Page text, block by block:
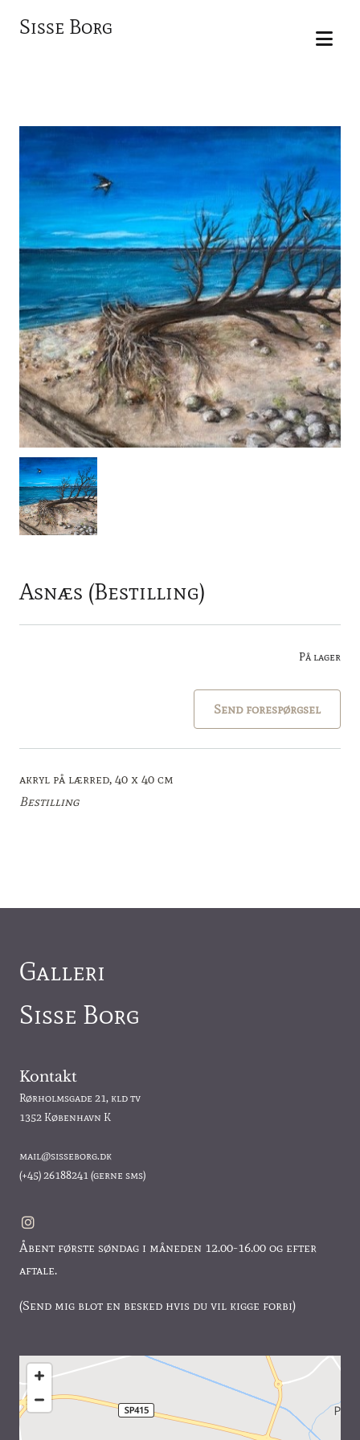
Sisse Borg
Asnæs (Bestilling)
På lager
Send forespørgsel
akryl på lærred, 40 x 40 cm
Bestilling
Galleri
Sisse Borg
Kontakt
Rørholmsgade 21, kld tv
1352 København K
mail@sisseborg.dk
(+45)26188241(gerne sms)
Åbent første søndag i måneden 12.00-16.00 og efter
aftale.
(Send mig blot en besked hvis du vil kigge forbi)